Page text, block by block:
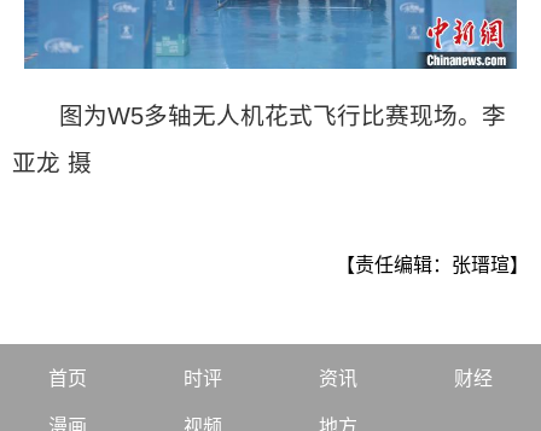
图为W5多轴无人机花式飞行比赛现场。李
亚龙 摄
【责任编辑：张瑨瑄】
首页 时评 资讯 财经
漫画 视频 地方